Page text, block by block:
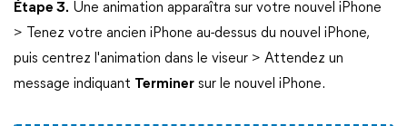
Étape 3. Une animation apparaîtra sur votre nouvel iPhone
> Tenez votre ancien iPhone au-dessus du nouvel iPhone,
puis centrez l'animation dans le viseur > Attendez un
message indiquant Terminer sur le nouvel iPhone.